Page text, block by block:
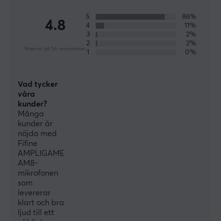
koncentrerar dig på att utöva ditt arbete.
SPECIFIKATIONER
USB, XLR
Kompatibilitet
Mac, PC, PS4, PS5
EGENSKAPER
Färg
Vit
FUNKTIONER
Mute-knapp
4.8
Baserat på 56 recensioner
5
86%
4
11%
3
2%
2
2%
1
0%
Vad tycker
våra
kunder?
Många
kunder är
nöjda med
Fifine
AMPLIGAME
AM8-
mikrofonen
som
levererar
klart och bra
ljud till ett